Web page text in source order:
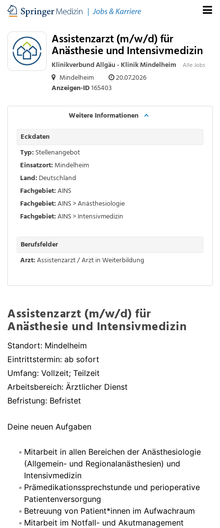
Assistenzarzt (m/w/d) für
Anästhesie und Intensivmedizin
Klinikverbund Allgäu - Klinik Mindelheim Alle Jobs
Mindelheim
20.07.2026
Anzeigen-ID165403
Weitere Informationen
Eckdaten
Typ: Stellenangebot
Einsatzort: Mindelheim
Land: Deutschland
Fachgebiet:AINS
Fachgebiet:AINS > Anästhesiologie
Fachgebiet:AINS > Intensivmedizin
Berufsfelder
Arzt:Assistenzarzt / Arzt in Weiterbildung
Assistenzarzt (m/w/d) für
Anästhesie und Intensivmedizin
Standort: Mindelheim
Eintrittstermin: ab sofort
Umfang: Vollzeit; Teilzeit
Arbeitsbereich: Ärztlicher Dienst
Befristung: Befristet
Deine neuen Aufgaben
Mitarbeit in allen Bereichen der Anästhesiologie
(Allgemein- und Regionalanästhesien) und
Intensivmedizin
Prämedikationssprechstunde und perioperative
Patientenversorgung
Betreuung von Patient*innen im Aufwachraum
Mitarbeit im Notfall- und Akutmanagement